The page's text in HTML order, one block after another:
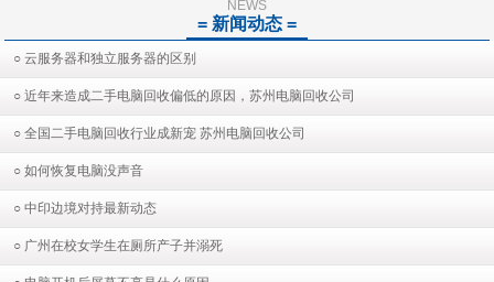
NEWS
= 新闻动态 =
○ 云服务器和独立服务器的区别
○ 近年来造成二手电脑回收偏低的原因，苏州电脑回收公司
○ 全国二手电脑回收行业成新宠 苏州电脑回收公司
○ 如何恢复电脑没声音
○ 中印边境对持最新动态
○ 广州在校女学生在厕所产子并溺死